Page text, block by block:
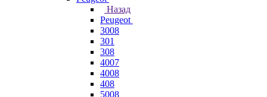
Назад
Peugeot
3008
301
308
4007
4008
408
5008